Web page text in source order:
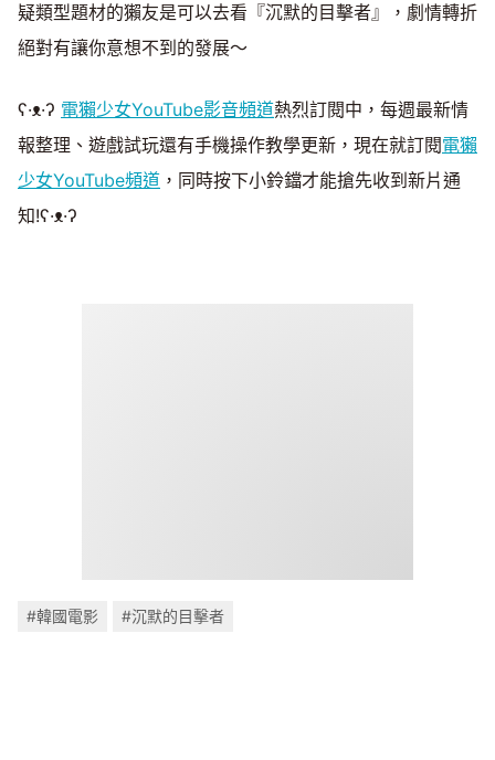
疑類型題材的獺友是可以去看『沉默的目擊者』，劇情轉折
絕對有讓你意想不到的發展～
ʕ·ᴥ·ʔ 電獺少女YouTube影音頻道熱烈訂閱中，每週最新情
報整理、遊戲試玩還有手機操作教學更新，現在就訂閱電獺
少女YouTube頻道 ，同時按下小鈴鐺才能搶先收到新片通
知!ʕ·ᴥ·ʔ
#韓國電影 #沉默的目擊者